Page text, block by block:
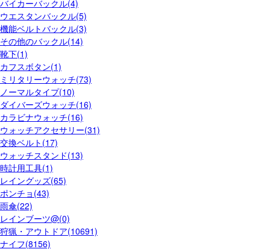
バイカーバックル(4)
ウエスタンバックル(5)
機能ベルトバックル(3)
その他のバックル(14)
靴下(1)
カフスボタン(1)
ミリタリーウォッチ(73)
ノーマルタイプ(10)
ダイバーズウォッチ(16)
カラビナウォッチ(16)
ウォッチアクセサリー(31)
交換ベルト(17)
ウォッチスタンド(13)
時計用工具(1)
レイングッズ(65)
ポンチョ(43)
雨傘(22)
レインブーツ@(0)
狩猟・アウトドア(10691)
ナイフ(8156)